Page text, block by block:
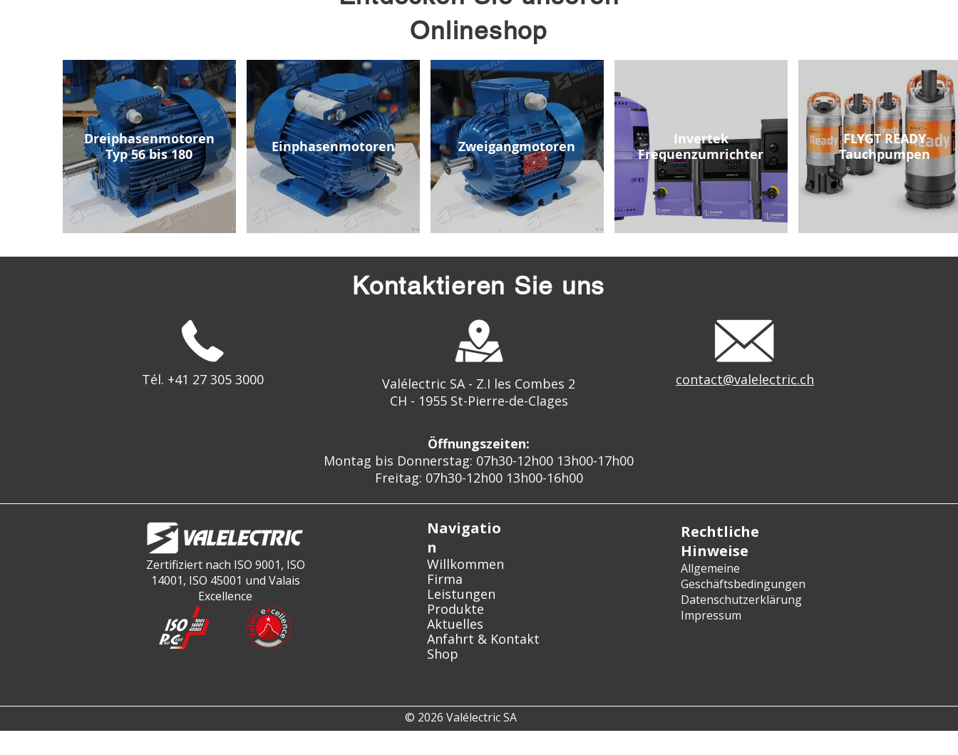
Onlineshop
Dreiphasenmotoren
Typ 56 bis 180
Einphasenmotoren Zweigangmotoren
Invertek
Frequenzumrichter
FLYGT READY
Tauchpumpen
Kontaktieren Sie uns
Tél. +41 27 305 3000
Valélectric SA - Z.I les Combes 2
CH - 1955 St-Pierre-de-Clages
contact@valelectric.ch
Öffnungszeiten:
Montag bis Donnerstag: 07h30-12h00 13h00-17h00
Freitag: 07h30-12h00 13h00-16h00
Zertifiziert nach ISO 9001, ISO
14001, ISO 45001 und Valais
Excellence
Navigatio
n
Willkommen
Firma
Leistungen
Produkte
Aktuelles
Anfahrt & Kontakt
Shop
Rechtliche
Hinweise
Allgemeine
Geschäftsbedingungen
Datenschutzerklärung
Impressum
© 2026 Valélectric SA